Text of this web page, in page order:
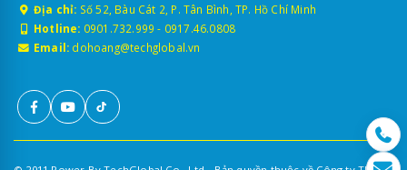
Địa chỉ: Số 52, Bàu Cát 2, P. Tân Bình, TP. Hồ Chí Minh
Hotline: 0901.732.999 - 0917.46.0808
Email: dohoang@techglobal.vn